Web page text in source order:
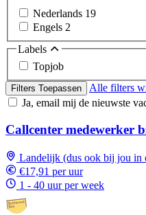
Nederlands 19
Engels 2
Labels
Topjob
Filters Toepassen
Alle filters
Ja, email mij de nieuwste
Callcenter medewerker
Landelijk (dus ook bij jou in
€17,91 per uur
1 - 40 uur per week